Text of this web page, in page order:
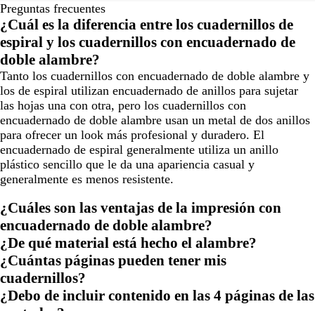
Preguntas frecuentes
¿Cuál es la diferencia entre los cuadernillos de
espiral y los cuadernillos con encuadernado de
doble alambre?
Tanto los cuadernillos con encuadernado de doble alambre y
los de espiral utilizan encuadernado de anillos para sujetar
las hojas una con otra, pero los cuadernillos con
encuadernado de doble alambre usan un metal de dos anillos
para ofrecer un look más profesional y duradero. El
encuadernado de espiral generalmente utiliza un anillo
plástico sencillo que le da una apariencia casual y
generalmente es menos resistente.
¿Cuáles son las ventajas de la impresión con
encuadernado de doble alambre?
¿De qué material está hecho el alambre?
¿Cuántas páginas pueden tener mis
cuadernillos?
¿Debo de incluir contenido en las 4 páginas de las